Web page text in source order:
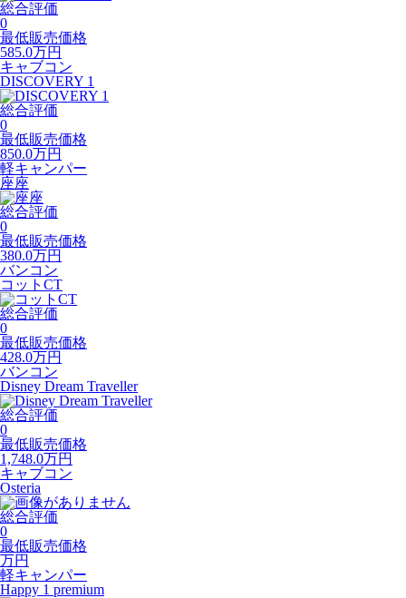
総合評価
0
最低販売価格
585.0万円
キャブコン
DISCOVERY 1
総合評価
0
最低販売価格
850.0万円
軽キャンパー
座座
総合評価
0
最低販売価格
380.0万円
バンコン
コットCT
総合評価
0
最低販売価格
428.0万円
バンコン
Disney Dream Traveller
総合評価
0
最低販売価格
1,748.0万円
キャブコン
Osteria
総合評価
0
最低販売価格
万円
軽キャンパー
Happy 1 premium